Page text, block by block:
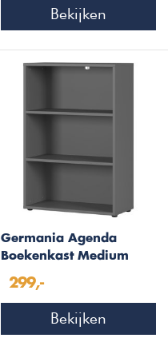
Bekijken
Germania Agenda
Boekenkast Medium
299,-
Bekijken